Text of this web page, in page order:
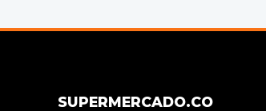
SUPERMERCADO.CO